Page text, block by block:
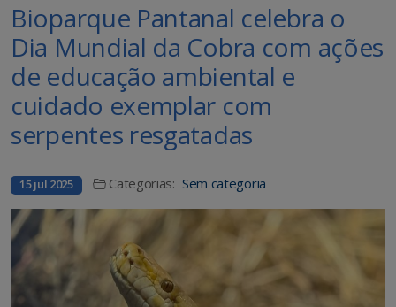
Bioparque Pantanal celebra o
Dia Mundial da Cobra com ações
de educação ambiental e
cuidado exemplar com
serpentes resgatadas
15 jul 2025 Categorias: Sem categoria